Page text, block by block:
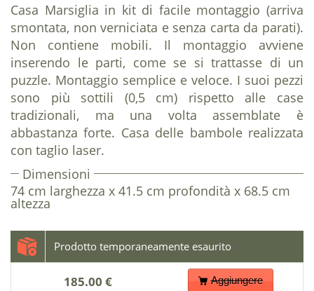
Casa Marsiglia in kit di facile montaggio (arriva
smontata, non verniciata e senza carta da parati).
Non contiene mobili. Il montaggio avviene
inserendo le parti, come se si trattasse di un
puzzle. Montaggio semplice e veloce. I suoi pezzi
sono più sottili (0,5 cm) rispetto alle case
tradizionali, ma una volta assemblate è
abbastanza forte. Casa delle bambole realizzata
con taglio laser.
Dimensioni
74 cm larghezza x 41.5 cm profondità x 68.5 cm
altezza
185.00 € Aggiungere